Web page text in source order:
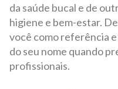
da saúde bucal e de
higiene e bem-estar.
você como referência
do seu nome quando
profissionais.